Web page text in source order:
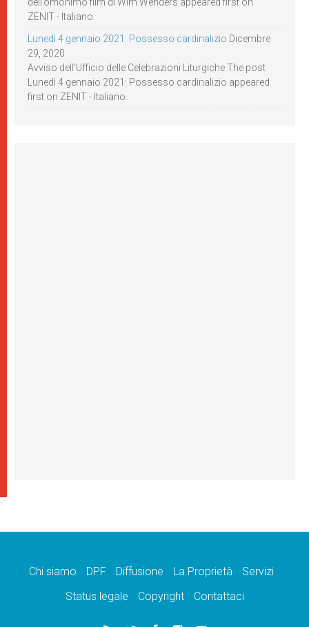
ZENIT - Italiano.
Lunedì 4 gennaio 2021: Possesso cardinalizio Dicembre
29, 2020
Avviso dell’Ufficio delle Celebrazioni Liturgiche The post
Lunedì 4 gennaio 2021: Possesso cardinalizio appeared
first on ZENIT - Italiano.
Chi siamo DPF Diffusione La Proprietà
Servizi
Status legale
Copyright Contattaci